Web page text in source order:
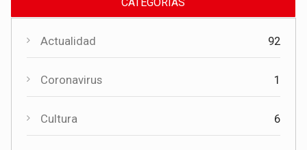
CATEGORÍAS
Actualidad 92
Coronavirus 1
Cultura 6